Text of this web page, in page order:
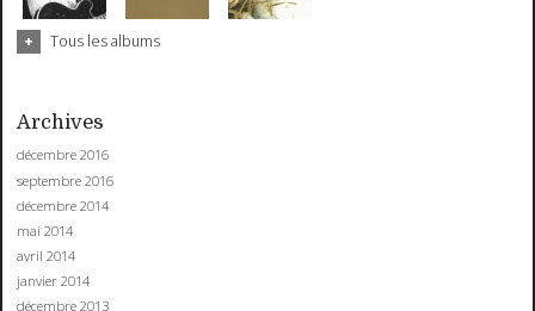
Tous les albums
Archives
décembre 2016
septembre 2016
décembre 2014
mai 2014
avril 2014
janvier 2014
décembre 2013